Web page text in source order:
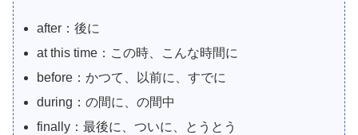
after：後に
at this time：この時、こんな時間に
before：かつて、以前に、すでに
during：の間に、の間中
finally：最後に、ついに、とうとう